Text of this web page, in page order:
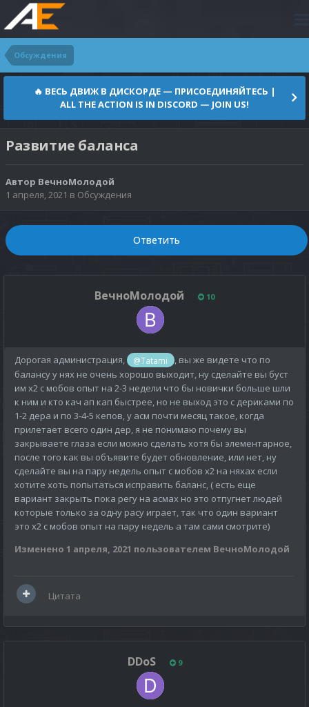
Обсуждения
🔥 ВЕСЬ ДВИЖ В ДИСКОРДЕ — ПРИСОЕДИНЯЙТЕСЬ |
ALL THE ACTION IS IN DISCORD — JOIN US!
Развитие баланса
Автор ВечноМолодой
1 апреля, 2021 в Обсуждения
Ответить
ВечноМолодой 10
Дорогая администрация, @Tatami
, вы же видете что по
балансу у нях не очень хорошо выходит, ну сделайте вы буст
им х2 с мобов опыт на 2-3 недели что бы новички больше шли
к ним и кто кач ап кап быстрее, но не выход это с дериками по
1-2 дера и по 3-4-5 кепов, у асм почти месяц такое, когда
прилетает всего один дер, я не понимаю почему вы
закрываете глаза если можно сделать хотя бы элементарное,
после того как вы объявите будет обновление, или нет, ну
сделайте вы на пару недель опыт с мобов х2 на няхах если
хотите хоть попытаться исправить баланс, ( есть еще
вариант закрыть пока регу на асмах но это отпугнет людей
которые только за одну расу играет, так что один вариант
это х2 с мобов опыт на пару недель а там сами смотрите)
Изменено 1 апреля, 2021 пользователем ВечноМолодой
Цитата
DDoS 9